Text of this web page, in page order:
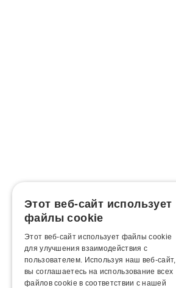
Этот веб-сайт использует
файлы cookie
Этот веб-сайт использует файлы cookie
для улучшения взаимодействия с
пользователем. Используя наш веб-сайт,
вы соглашаетесь на использование всех
файлов cookie в соответствии с нашей